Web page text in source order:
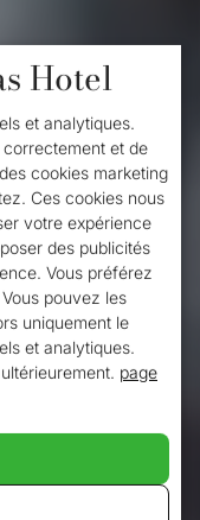
Hotel
et analytiques.
et de
cookies marketing
Ces cookies nous
votre expérience
des publicités
Vous préférez
pouvez les
uniquement le
et analytiques.
page